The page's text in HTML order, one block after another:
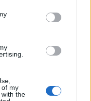
of my
the
Αεροδρομίου
το αίτημα